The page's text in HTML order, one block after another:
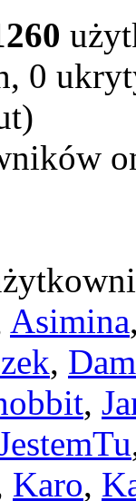
0
Asimina
,
,
Karo,